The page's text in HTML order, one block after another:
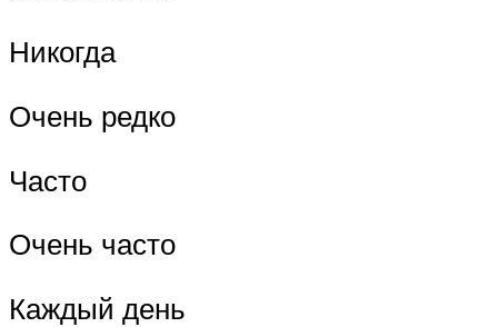
Никогда
Очень редко
Часто
Очень часто
Каждый день